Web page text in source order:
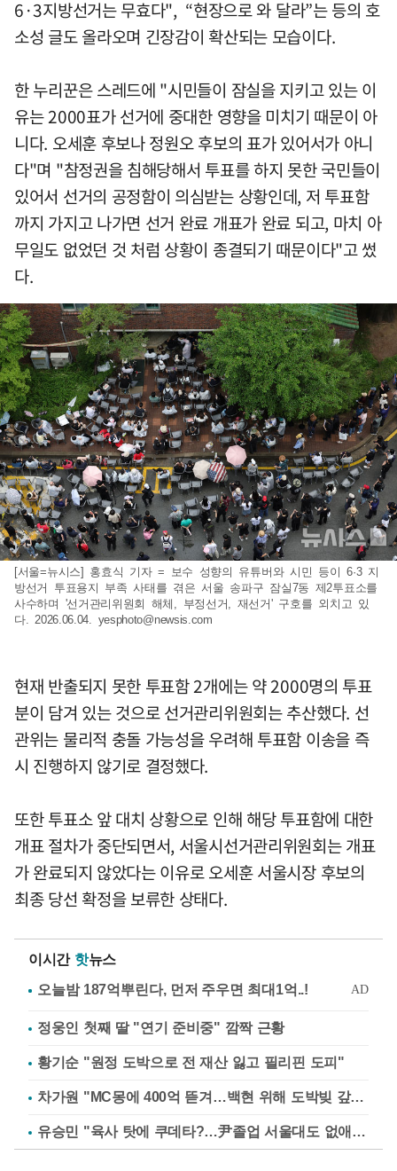
6·3지방선거는 무효다", “현장으로 와 달라”는 등의 호
소성 글도 올라오며 긴장감이 확산되는 모습이다.
한 누리꾼은 스레드에 "시민들이 잠실을 지키고 있는 이
유는 2000표가 선거에 중대한 영향을 미치기 때문이 아
니다. 오세훈 후보나 정원오 후보의 표가 있어서가 아니
다"며 "참정권을 침해당해서 투표를 하지 못한 국민들이
있어서 선거의 공정함이 의심받는 상황인데, 저 투표함
까지 가지고 나가면 선거 완료 개표가 완료 되고, 마치 아
무일도 없었던 것 처럼 상황이 종결되기 때문이다"고 썼
다.
[서울=뉴시스] 홍효식 기자 = 보수 성향의 유튜버와 시민 등이 6·3 지
방선거 투표용지 부족 사태를 겪은 서울 송파구 잠실7동 제2투표소를
사수하며 '선거관리위원회 해체, 부정선거, 재선거' 구호를 외치고 있
다. 2026.06.04. yesphoto@newsis.com
현재 반출되지 못한 투표함 2개에는 약 2000명의 투표
분이 담겨 있는 것으로 선거관리위원회는 추산했다. 선
관위는 물리적 충돌 가능성을 우려해 투표함 이송을 즉
시 진행하지 않기로 결정했다.
또한 투표소 앞 대치 상황으로 인해 해당 투표함에 대한
개표 절차가 중단되면서, 서울시선거관리위원회는 개표
가 완료되지 않았다는 이유로 오세훈 서울시장 후보의
최종 당선 확정을 보류한 상태다.
이시간 핫뉴스
정웅인 첫째 딸 "연기 준비중" 깜짝 근황
황기순 "원정 도박으로 전 재산 잃고 필리핀 도피"
차가원 "MC몽에 400억 뜯겨…백현 위해 도박빚 갚아줘"
유승민 "육사 탓에 쿠데타?…尹졸업 서울대도 없애나"